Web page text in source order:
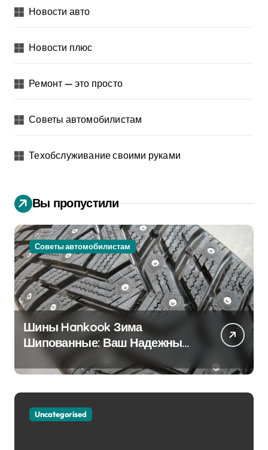
Новости авто
Новости плюс
Ремонт — это просто
Советы автомобилистам
Техобслуживание своими руками
Вы пропустили
Советы автомобилистам
Шины Hankook Зима
Шипованные: Ваш Надежный
Партнёр на Снежных Дорогах
Uncategorised